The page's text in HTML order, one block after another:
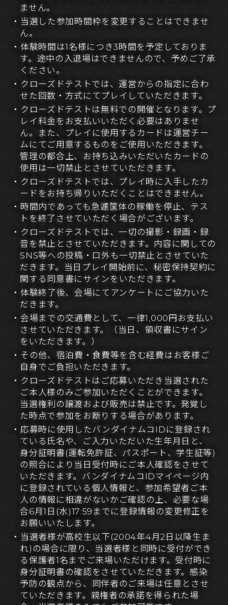
ません。
・当選した参加時間枠を変更することはできませ
ん。
・体験時間は1名様につき3時間を予定しておりま
す。途中の入退場はできませんので、予めご了承
ください。
・クローズドテストでは、運営からの指定に合わ
せた回数・方式にてプレイしていただきます。
・クローズドテストは無料での開催となります。プ
レイ料金をお支払いいただく必要はありませ
ん。また、プレイに使用するカードは運営チー
ムにてご用意するものをご使用いただきます。
管理の都合上、お持ち込みいただいたカードの
使用は一切禁止とさせていただきます。
・クローズドテストでは、プレイ時に入手したカ
ードをお持ち帰りいただくことはできません。
・時間内であっても急遽筐体の稼働を停止、テス
トを終了させていただく場合がございます。
・クローズドテストでは、一切の撮影・録画・録
音を禁止とさせていただきます。内容に関しての
SNS等への投稿・口外も一切禁止とさせていた
だきます。当日プレイ開始前に、秘密保持契約に
関する同意書にサインをいただきます。
・体験終了後、会場にてアンケートにご協力いた
だきます。
・会場までの交通費として、一律1,000円お支払い
させていただきます。（当日、領収書にサイン
をいただきます。）
・その他、宿泊費・食費等を含む経費はお客様ご
自身でご負担いただきます。
・クローズドテストはご応募いただき当選された
ご本人様のみご参加いただくことができます。
当選権利の譲渡および販売は禁止です。発覚し
た時点で参加をお断りする場合があります。
・応募時に使用したバンダイナムコIDに登録され
ている氏名や、ご入力いただいた生年月日と、
身分証明書(運転免許証、パスポート、学生証等)
の照合により当日受付時にご本人確認をさせて
いただきます。バンダイナムコIDマイページ内
に登録されている個人情報と、参加希望者ご本
人の情報に相違がないかご確認の上、必要な場
合6月1日(水)17:59までに登録情報の変更修正を
お願いいたします。
・当選者様が高校生以下(2004年4月2日以降生ま
れ)の場合に限り、当選者様と同時に受付ができ
る保護者1名までご来場いただけます。受付時に
身分証明書の確認をさせていただきます。感染
予防の観点から、同伴者のご来場は任意とさせ
ていただきます。親権者の承諾を得られた場